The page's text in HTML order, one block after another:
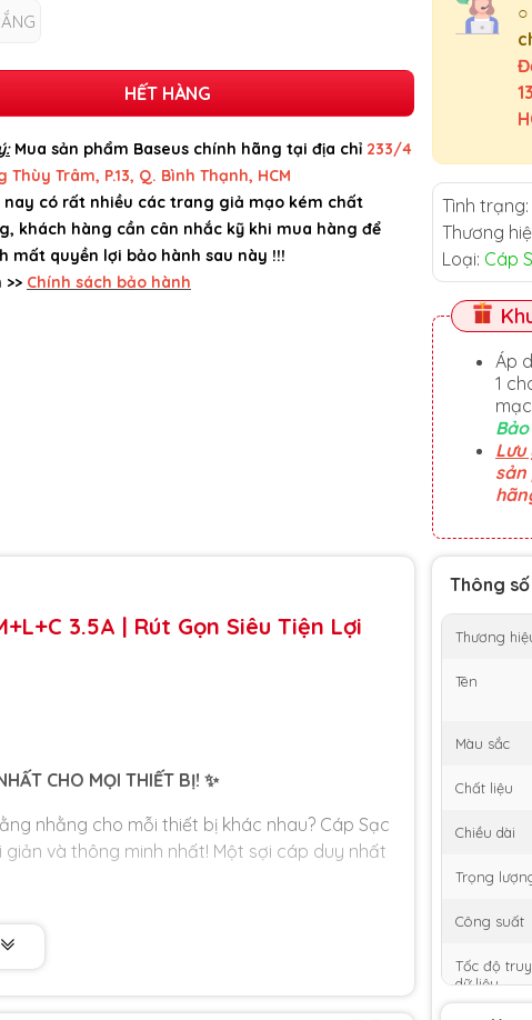
HẾT HÀNG
Mua sản phẩm Baseus chính hãng tại địa chỉ 233/4
Thùy Trâm, P.13, Q. Bình Thạnh, HCM
nay có rất nhiều các trang giả mạo kém chất
khách hàng cần cân nhắc kỹ khi mua hàng để
mất quyền lợi bảo hành sau này !!!
>> Chính sách bảo hành
Tình trạng:
Thương
Loại: Cáp
Áp
1
Lưu
sản
Thông
Thương
Tên
Màu sắc
Chất liệu
Chiều dài
Trọng
Công suất
Tốc độ
dữ liệu
3.5A | Rút Gọn Siêu Tiện Lợi
CHO MỌI THIẾT BỊ! ✨
nhằng cho mỗi thiết bị khác nhau? Cáp Sạc
giản và thông minh nhất! Một sợi cáp duy nhất
còn phải tìm đúng dây cho đúng máy! Sợi
Ln, và Type-C. Bạn có thể sạc cho gần như